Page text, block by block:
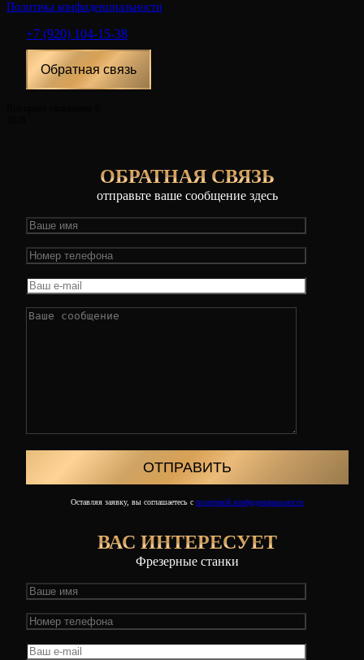
Политика конфиденциальности
+7 (920) 104-15-38
Обратная связь
ОБРАТНАЯ СВЯЗЬ
отправьте ваше сообщение здесь
Оставляя заявку, вы соглашаетесь сполитикой конфиденциальности
ВАС ИНТЕРЕСУЕТ
Фрезерные станки